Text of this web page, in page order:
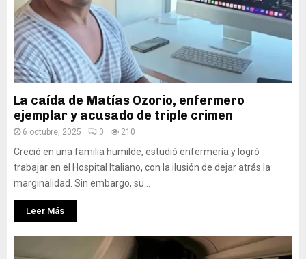
La caída de Matías Ozorio, enfermero
ejemplar y acusado de triple crimen
6 octubre, 2025 0 210
Creció en una familia humilde, estudió enfermería y logró
trabajar en el Hospital Italiano, con la ilusión de dejar atrás la
marginalidad. Sin embargo, su...
Leer Más